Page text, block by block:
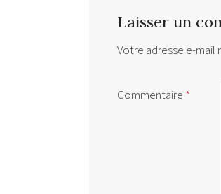
Laisser un
Votre adresse e-mail
Commentaire *